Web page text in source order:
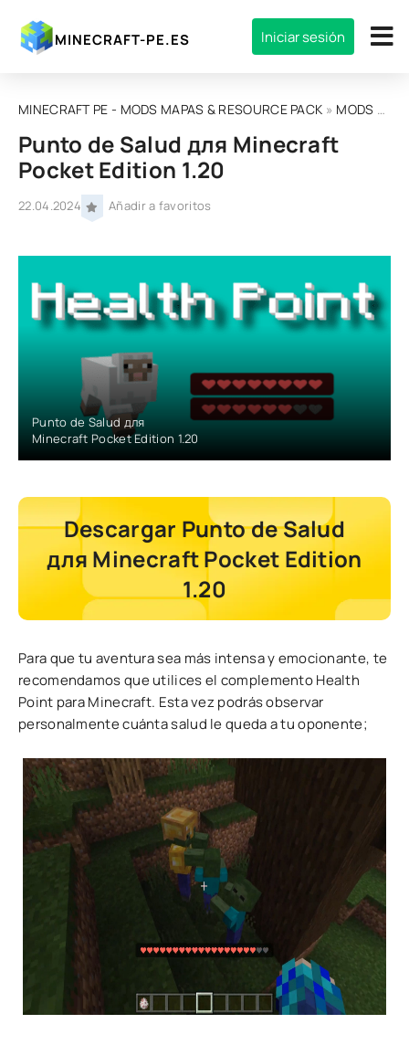
MINECRAFT-PE.ES Iniciar sesión
MINECRAFT PE - MODS MAPAS & RESOURCE PACK » MODS
Punto de Salud для Minecraft
Pocket Edition 1.20
22.04.2024 Añadir a favoritos
Punto de Salud для
Minecraft Pocket Edition 1.20
Descargar Punto de Salud
для Minecraft Pocket Edition
1.20
Para que tu aventura sea más intensa y emocionante, te
recomendamos que utilices el complemento Health
Point para Minecraft. Esta vez podrás observar
personalmente cuánta salud le queda a tu oponente;